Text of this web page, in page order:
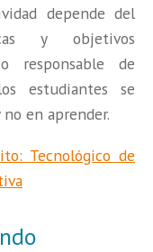
depende del
y objetivos
responsable de
estudiantes se
en aprender.
Tecnológico de